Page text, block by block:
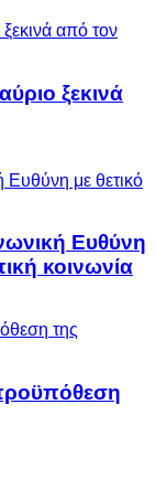
ξεκινά
Ευθύνη
κοινωνία